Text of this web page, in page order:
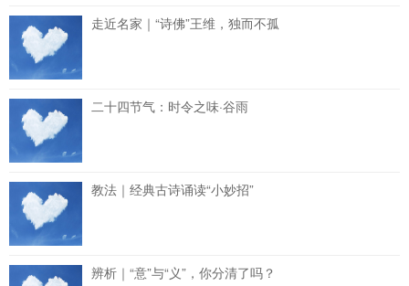
走近名家｜“诗佛”王维，独而不孤
二十四节气：时令之味·谷雨
教法｜经典古诗诵读“小妙招”
辨析｜“意”与“义”，你分清了吗？